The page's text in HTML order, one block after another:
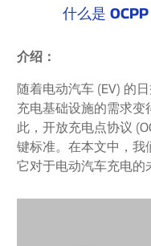
什么是
介绍：
随着电动汽车 (EV) 的
充电基础设施的需求变
此，开放充电点协议
键标准。在本文中，我
它对于电动汽车充电的